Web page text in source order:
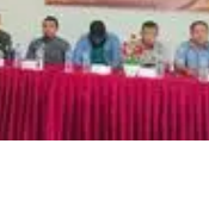
l
i
u
n